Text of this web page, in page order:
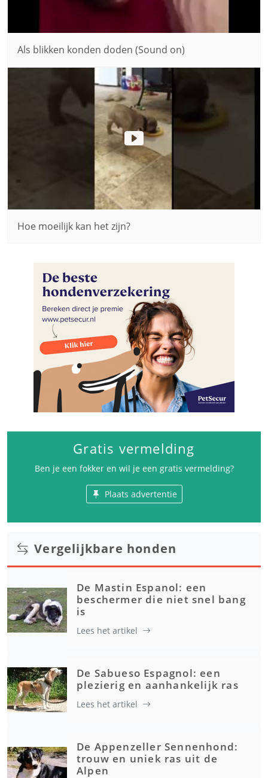
Als blikken konden doden (Sound on)
Hoe moeilijk kan het zijn?
Gratis vermelding
Ben je een fokker en wil je een gratis vermelding?
Plaats advertentie
Vergelijkbare honden
De Mastin Espanol: een
beschermer die niet snel bang
is
Lees het artikel
De Sabueso Espagnol: een
plezierig en aanhankelijk ras
Lees het artikel
De Appenzeller Sennenhond:
trouw en uniek ras uit de
Alpen